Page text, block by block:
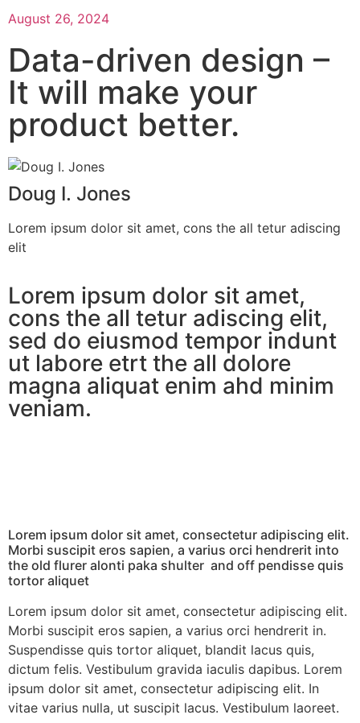
August 26, 2024
Data-driven design –
It will make your
product better.
Doug I. Jones
Lorem ipsum dolor sit amet, cons the all tetur adiscing
elit
Lorem ipsum dolor sit amet,
cons the all tetur adiscing elit,
sed do eiusmod tempor indunt
ut labore etrt the all dolore
magna aliquat enim ahd minim
veniam.
Lorem ipsum dolor sit amet, consectetur adipiscing elit.
Morbi suscipit eros sapien, a varius orci hendrerit into
the old flurer alonti paka shulter and off pendisse quis
tortor aliquet
Lorem ipsum dolor sit amet, consectetur adipiscing elit.
Morbi suscipit eros sapien, a varius orci hendrerit in.
Suspendisse quis tortor aliquet, blandit lacus quis,
dictum felis. Vestibulum gravida iaculis dapibus. Lorem
ipsum dolor sit amet, consectetur adipiscing elit. In
vitae varius nulla, ut suscipit lacus. Vestibulum laoreet.